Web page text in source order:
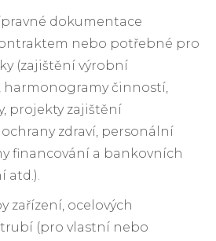
dokumentace
nebo potřebné pro
(zajištění výrobní
harmonogramy činností,
projekty zajištění
zdraví, personální
financování a bankovních
atd.).
zařízení, ocelových
(pro vlastní nebo